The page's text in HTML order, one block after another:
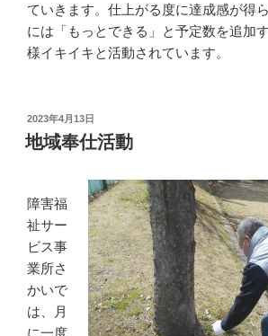
ていきます。仕上がる度に達成感が得
には「もっとできる」と予定数を追加
様イキイキと活動されています。
投
稿
日:
2023年4月13日
地域奉仕活動
障害福
祉サー
ビス事
業所さ
かいで
は、月
に一度